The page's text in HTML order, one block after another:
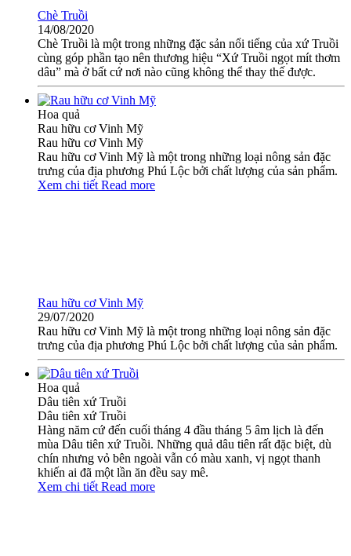
Chè Truồi
14/08/2020
Chè Truồi là một trong những đặc sản nổi tiếng của xứ Truồi
cùng góp phần tạo nên thương hiệu “Xứ Truồi ngọt mít thơm
dâu” mà ở bất cứ nơi nào cũng không thể thay thế được.
Hoa quả
Rau hữu cơ Vinh Mỹ
Rau hữu cơ Vinh Mỹ
Rau hữu cơ Vinh Mỹ là một trong những loại nông sản đặc
trưng của địa phương Phú Lộc bởi chất lượng của sản phẩm.
Xem chi tiết Read more
Rau hữu cơ Vinh Mỹ
29/07/2020
Rau hữu cơ Vinh Mỹ là một trong những loại nông sản đặc
trưng của địa phương Phú Lộc bởi chất lượng của sản phẩm.
Hoa quả
Dâu tiên xứ Truồi
Dâu tiên xứ Truồi
Hàng năm cứ đến cuối tháng 4 đầu tháng 5 âm lịch là đến
mùa Dâu tiên xứ Truồi. Những quả dâu tiên rất đặc biệt, dù
chín nhưng vỏ bên ngoài vẫn có màu xanh, vị ngọt thanh
khiến ai đã một lần ăn đều say mê.
Xem chi tiết Read more